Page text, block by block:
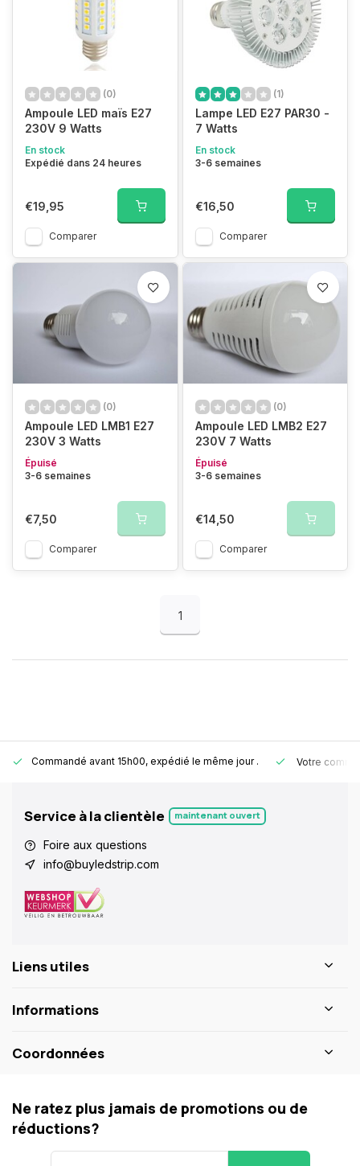
(0)
Ampoule LED maïs E27
230V 9 Watts
En stock
Expédié dans 24 heures
€19,95
Comparer
(1)
Lampe LED E27 PAR30 -
7 Watts
En stock
3-6 semaines
€16,50
Comparer
(0)
Ampoule LED LMB1 E27
230V 3 Watts
Épuisé
3-6 semaines
€7,50
Comparer
(0)
Ampoule LED LMB2 E27
230V 7 Watts
Épuisé
3-6 semaines
€14,50
Comparer
1
Commandé avant 15h00, expédié le même jour . Votre
Service à la clientèle maintenant ouvert
Foire aux questions
info@buyledstrip.com
Liens utiles
Informations
Coordonnées
Ne ratez plus jamais de promotions ou de
réductions?